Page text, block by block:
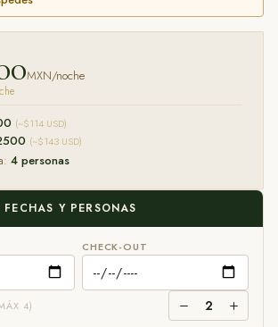
RESERVAR AHORA
MXN/noche
(~$114 USD)
(~$143 USD)
4 personas
Y PERSONAS
CHECK-OUT
4) 2